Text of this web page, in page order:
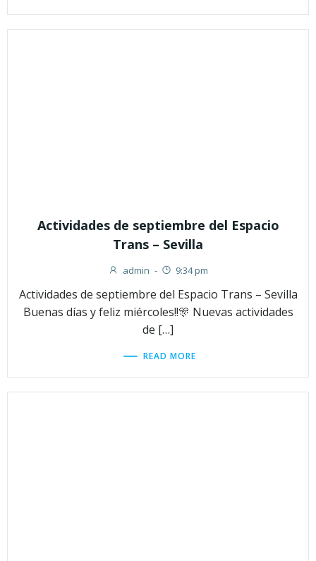
Actividades de septiembre del Espacio
Trans – Sevilla
admin - 9:34 pm
Actividades de septiembre del Espacio Trans – Sevilla
Buenas días y feliz miércoles!!🎊 Nuevas actividades
de […]
READ MORE